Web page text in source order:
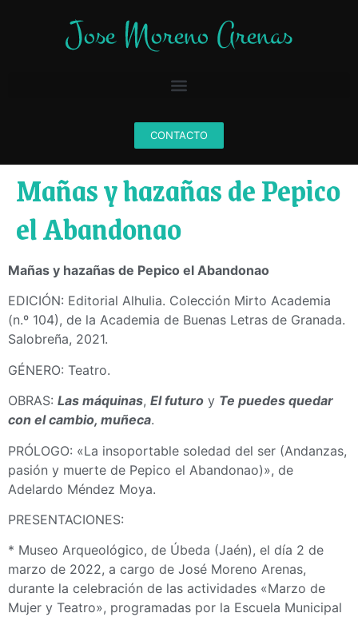
CONTACTO
Mañas y hazañas de Pepico
el Abandonao
Mañas y hazañas de Pepico el Abandonao
EDICIÓN: Editorial Alhulia. Colección Mirto Academia
(n.º 104), de la Academia de Buenas Letras de Granada.
Salobreña, 2021.
GÉNERO: Teatro.
OBRAS: Las máquinas, El futuro y Te puedes quedar
con el cambio, muñeca.
PRÓLOGO: «La insoportable soledad del ser (Andanzas,
pasión y muerte de Pepico el Abandonao)», de
Adelardo Méndez Moya.
PRESENTACIONES:
* Museo Arqueológico, de Úbeda (Jaén), el día 2 de
marzo de 2022, a cargo de José Moreno Arenas,
durante la celebración de las actividades «Marzo de
Mujer y Teatro», programadas por la Escuela Municipal